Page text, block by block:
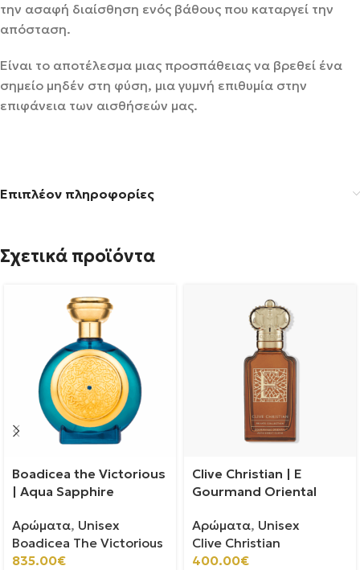
την ασαφή διαίσθηση ενός βάθους που καταργεί την
απόσταση.
Είναι το αποτέλεσμα μιας προσπάθειας να βρεθεί ένα
σημείο μηδέν στη φύση, μια γυμνή επιθυμία στην
επιφάνεια των αισθήσεών μας.
Επιπλέον πληροφορίες
Σχετικά προϊόντα
Boadicea the Victorious
| Aqua Sapphire
Αρώματα, Unisex
Boadicea The Victorious
835.00€
Clive Christian | E
Gourmand Oriental
Αρώματα, Unisex
Clive Christian
400.00€